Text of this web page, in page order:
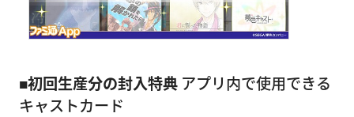
■初回生産分の封入特典 アプリ内で使用できる
キャストカード